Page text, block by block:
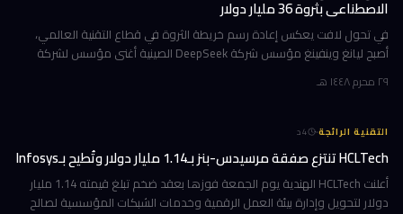
الاصطناعي بثروة 36 مليار دولار
في تحول لافت يعكس إعادة رسم خريطة الثروة في قطاع التقنية العالمي،
أصبح ليانغ وينفينغ مؤسس شركة DeepSeek الصينية أغنى مؤسس لشركة
٢٩ محرم ١٤٤٨ هـ
التقنية الرائجة·
4د
HCLTech تنتزع صفقة مرسيدس-بنز بـ1.14 مليار دولار وتُطيح بـInfosys
أعلنت HCLTech الهندية يوم الجمعة فوزها بعقد ضخم تبلغ قيمته 1.14 مليار
دولار لتحويل وإدارة بيئة العمل الرقمية وخدمات الشبكات المؤسسية لصالح